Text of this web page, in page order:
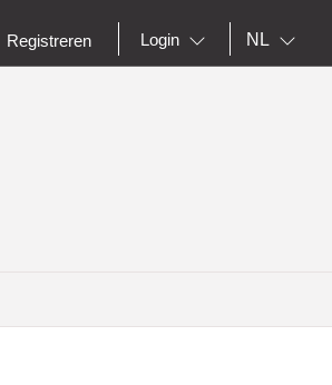
Registreren Login NL